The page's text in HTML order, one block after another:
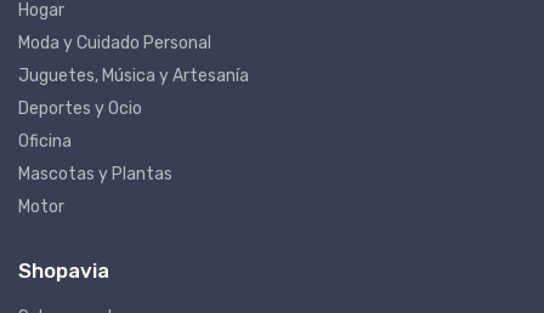
Hogar
Moda y Cuidado Personal
Juguetes, Música y Artesanía
Deportes y Ocio
Oficina
Mascotas y Plantas
Motor
Shopavia